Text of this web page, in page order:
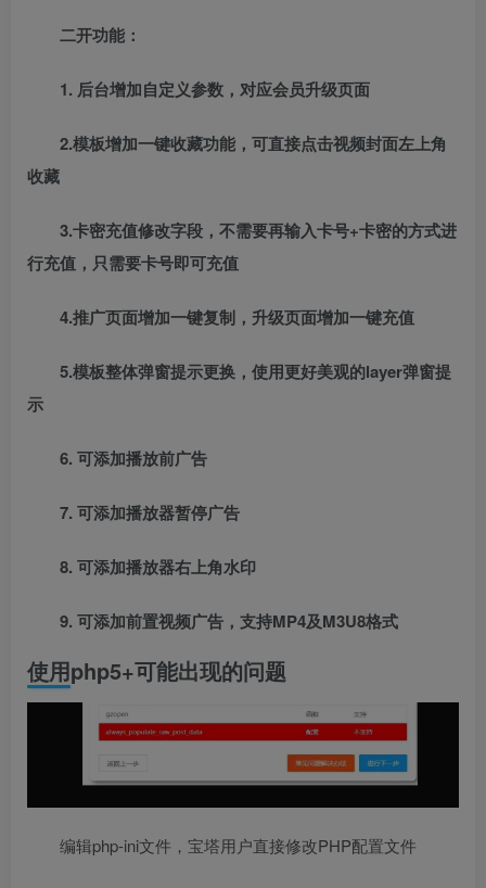
二开功能：
1. 后台增加自定义参数，对应会员升级页面
2.模板增加一键收藏功能，可直接点击视频封面左上角
收藏
3.卡密充值修改字段，不需要再输入卡号+卡密的方式进
行充值，只需要卡号即可充值
4.推广页面增加一键复制，升级页面增加一键充值
5.模板整体弹窗提示更换，使用更好美观的layer弹窗提
示
6. 可添加播放前广告
7. 可添加播放器暂停广告
8. 可添加播放器右上角水印
9. 可添加前置视频广告，支持MP4及M3U8格式
使用php5+可能出现的问题
编辑php-ini文件，宝塔用户直接修改PHP配置文件